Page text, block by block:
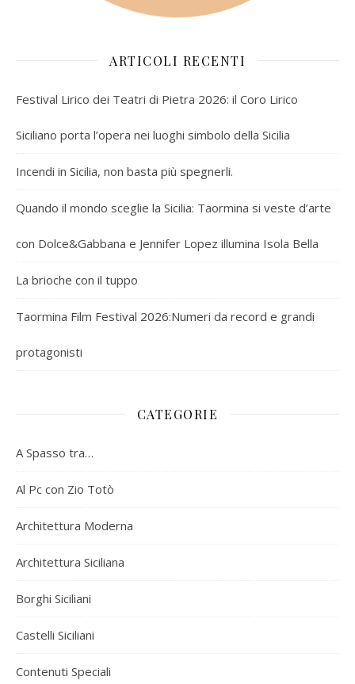
ARTICOLI RECENTI
Festival Lirico dei Teatri di Pietra 2026: il Coro Lirico
Siciliano porta l’opera nei luoghi simbolo della Sicilia
Incendi in Sicilia, non basta più spegnerli.
Quando il mondo sceglie la Sicilia: Taormina si veste d’arte
con Dolce&Gabbana e Jennifer Lopez illumina Isola Bella
La brioche con il tuppo
Taormina Film Festival 2026:Numeri da record e grandi
protagonisti
CATEGORIE
A Spasso tra…
Al Pc con Zio Totò
Architettura Moderna
Architettura Siciliana
Borghi Siciliani
Castelli Siciliani
Contenuti Speciali